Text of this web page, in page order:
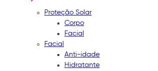
Proteção Solar
Corpo
Facial
Facial
Anti-idade
Hidratante